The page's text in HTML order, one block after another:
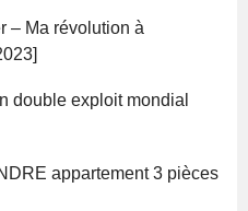
– Ma révolution à
double exploit mondial
appartement 3 pièces